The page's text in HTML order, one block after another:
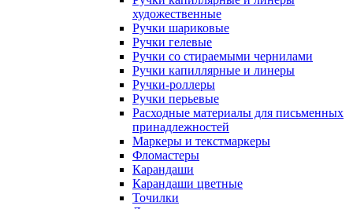
художественные
Ручки шариковые
Ручки гелевые
Ручки со стираемыми чернилами
Ручки капиллярные и линеры
Ручки-роллеры
Ручки перьевые
Расходные материалы для письменных
принадлежностей
Маркеры и текстмаркеры
Фломастеры
Карандаши
Карандаши цветные
Точилки